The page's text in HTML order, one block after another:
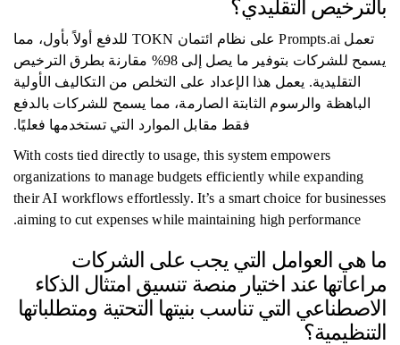
بالترخيص التقليدي؟
تعمل Prompts.ai على نظام ائتمان TOKN للدفع أولاً بأول، مما
يسمح للشركات بتوفير ما يصل إلى 98% مقارنة بطرق الترخيص
التقليدية. يعمل هذا الإعداد على التخلص من التكاليف الأولية
الباهظة والرسوم الثابتة الصارمة، مما يسمح للشركات بالدفع
فقط مقابل الموارد التي تستخدمها فعليًا.
With costs tied directly to usage, this system empowers
organizations to manage budgets efficiently while expanding
their AI workflows effortlessly. It’s a smart choice for businesses
aiming to cut expenses while maintaining high performance.
ما هي العوامل التي يجب على الشركات
مراعاتها عند اختيار منصة تنسيق امتثال الذكاء
الاصطناعي التي تناسب بنيتها التحتية ومتطلباتها
التنظيمية؟